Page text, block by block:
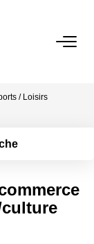
/ Loisirs
de critères